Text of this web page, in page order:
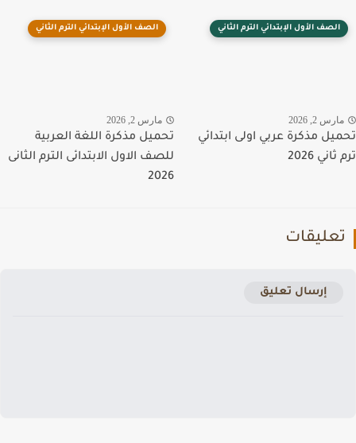
الصف الأول الإبتدائي الترم الثاني
2, 2026
مذكرة عربي اولى ابتدائي
2026
الصف الأول الإبتدائي الترم الثاني
مارس 2, 2026
تحميل مذكرة اللغة العربية
للصف الاول الابتدائى الترم الثانى
2026
إرسال تعليق